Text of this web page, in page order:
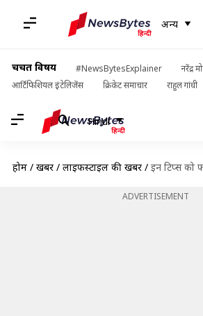
अन्य
चर्चित विषय #NewsBytesExplainer
नरेंद्र
आर्टिफिशियल इंटेलिजेंस
क्रिकेट समाचार राहुल गांधी
Hindi
होम / खबरें / लाइफस्टाइल की खबरें / इन टिप्स को फॉलो करके
ADVERTISEMENT